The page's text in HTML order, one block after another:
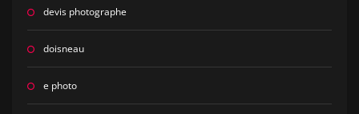
devis photographe
doisneau
e photo